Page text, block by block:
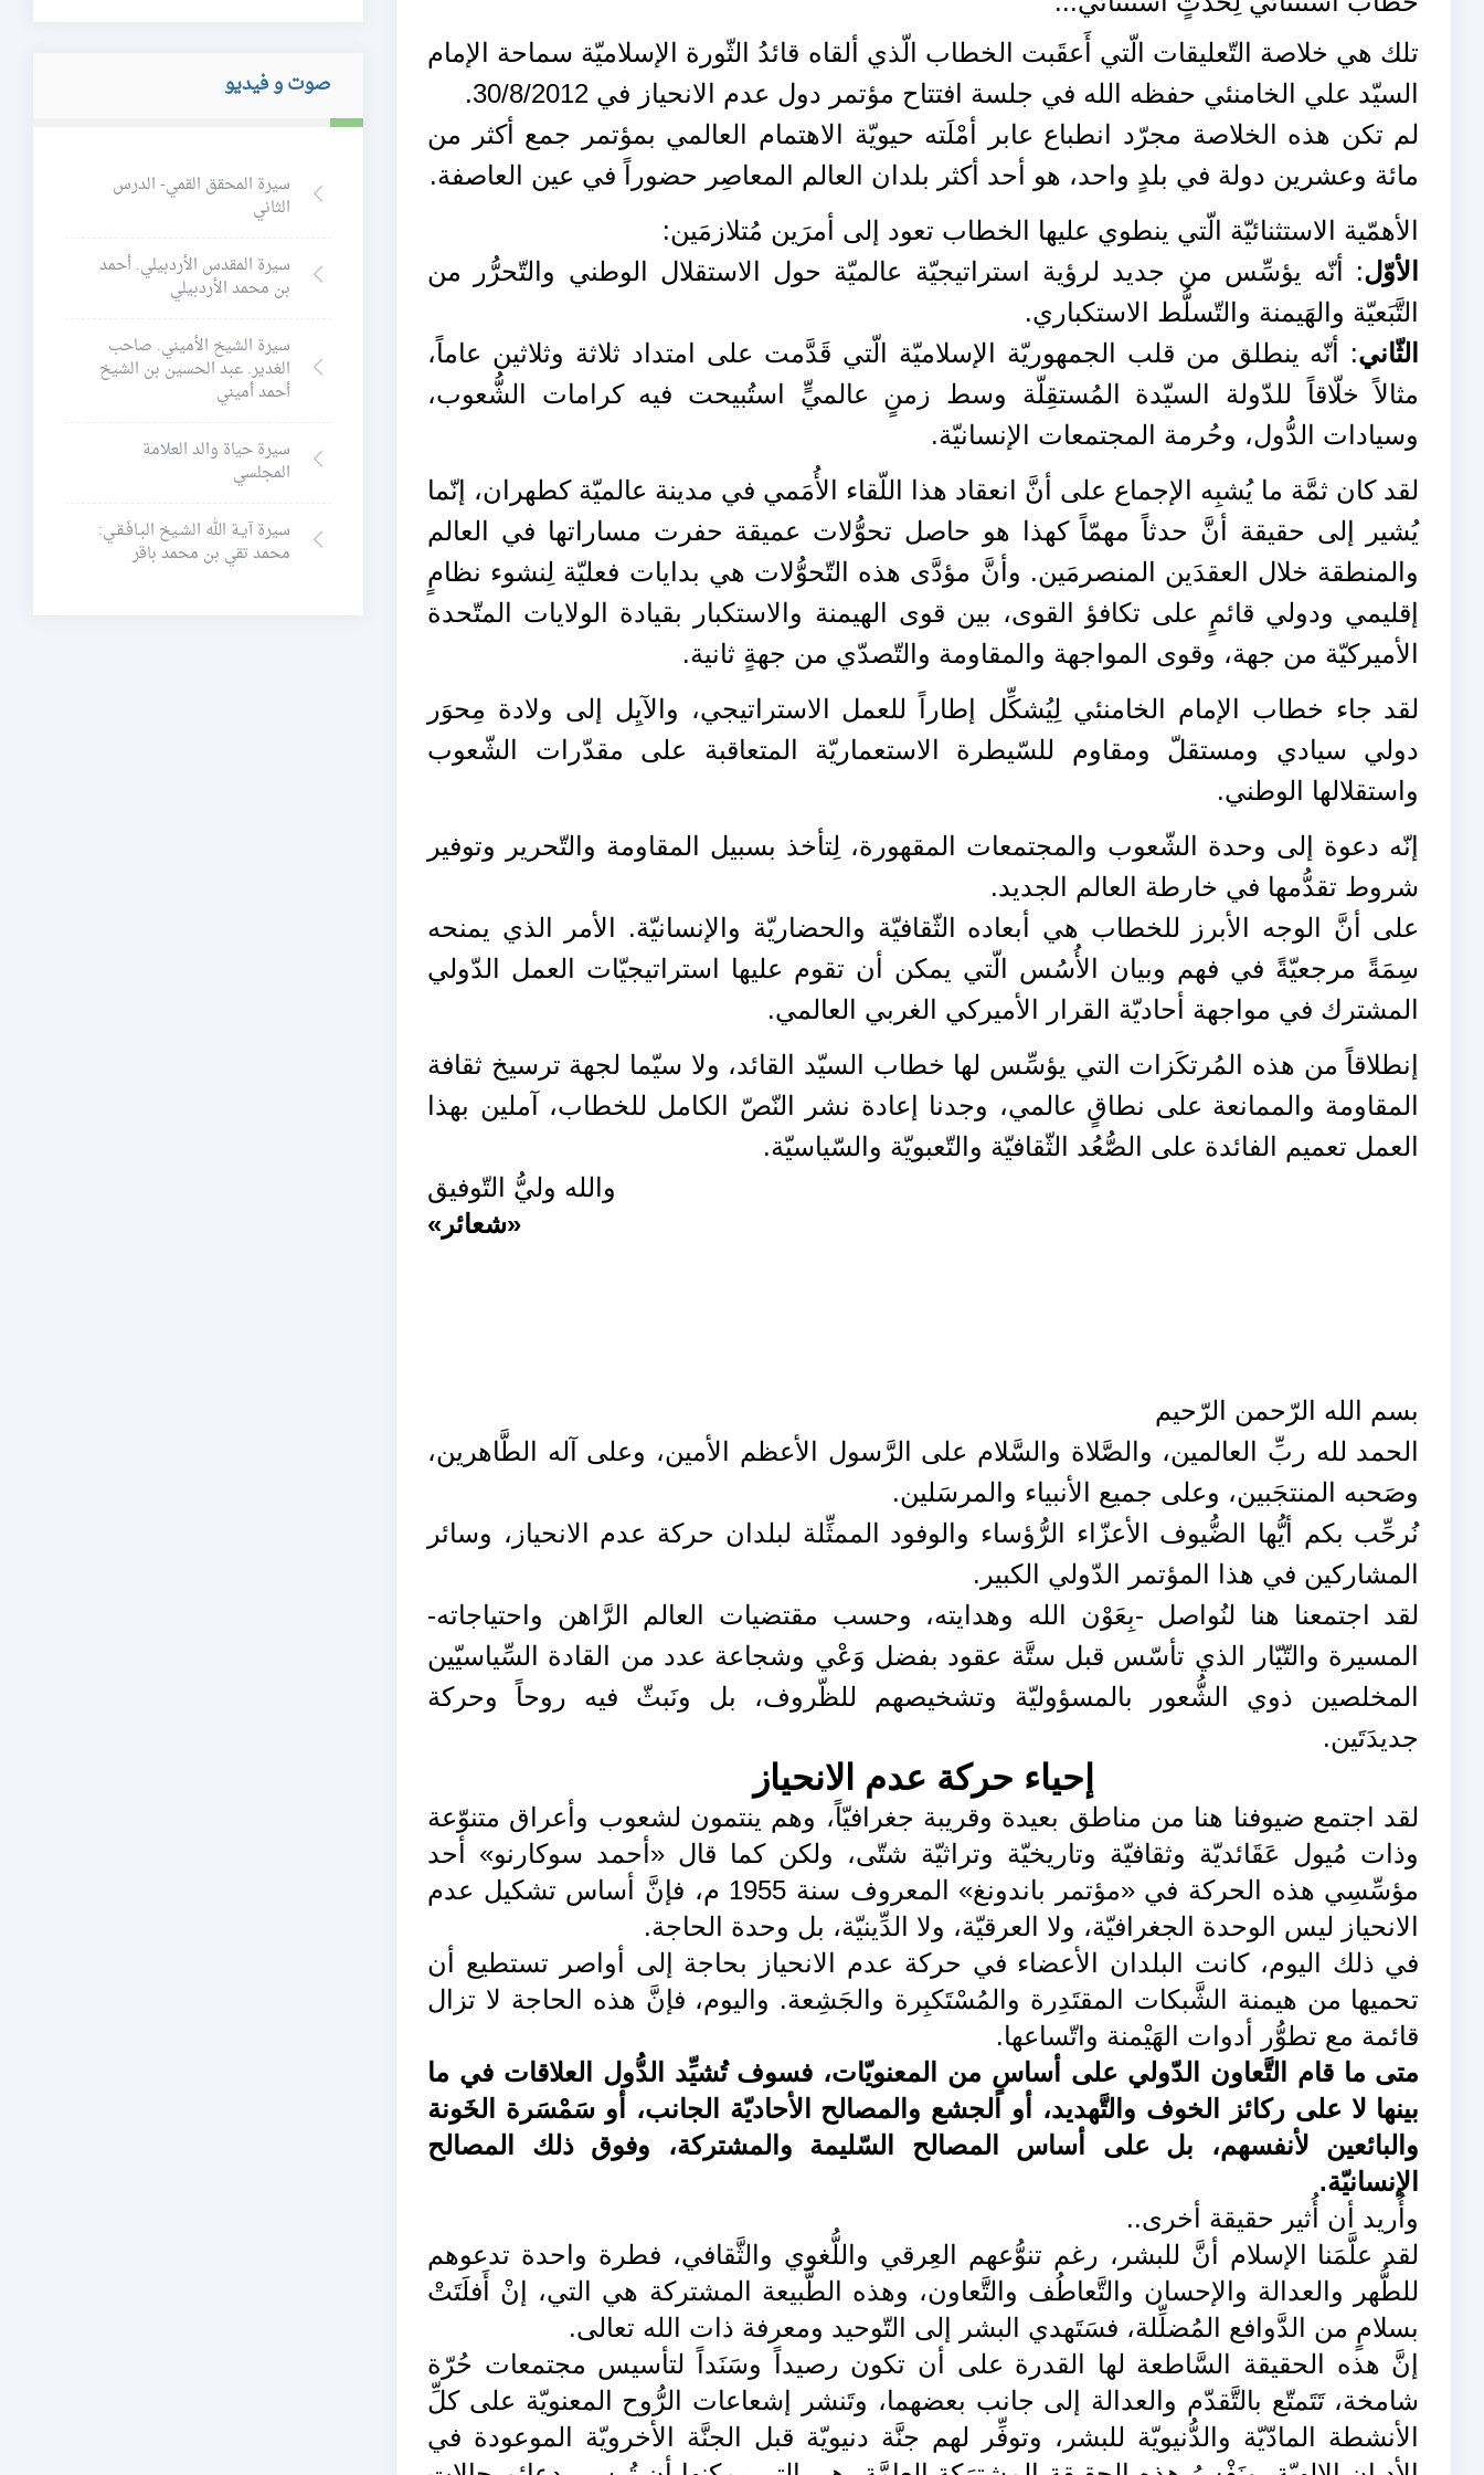
تلك هي خلاصة التّعليقات الّتي أَعقَبت الخطاب الّذي ألقاه قائدُ الثّورة الإسلاميّة سماحة الإمام
السيّد علي الخامنئي حفظه الله في جلسة افتتاح مؤتمر دول عدم الانحياز في 30/8/2012.
لم تكن هذه الخلاصة مجرّد انطباع عابر أمْلَته حيويّة الاهتمام العالمي بمؤتمر جمع أكثر من
مائة وعشرين دولة في بلدٍ واحد، هو أحد أكثر بلدان العالم المعاصِر حضوراً في عين العاصفة.
الأهمّية الاستثنائيّة الّتي ينطوي عليها الخطاب تعود إلى أمرَين مُتلازمَين:
الأوّل: أنّه يؤسِّس من جديد لرؤية استراتيجيّة عالميّة حول الاستقلال الوطني والتّحرُّر من
التَّبَعيّة والهَيمنة والتّسلُّط الاستكباري.
الثّاني: أنّه ينطلق من قلب الجمهوريّة الإسلاميّة الّتي قَدَّمت على امتداد ثلاثة وثلاثين عاماً،
مثالاً خلّاقاً للدّولة السيّدة المُستقِلّة وسط زمنٍ عالميٍّ استُبيحت فيه كرامات الشُّعوب،
وسيادات الدُّول، وحُرمة المجتمعات الإنسانيّة.
لقد كان ثمَّة ما يُشبِه الإجماع على أنَّ انعقاد هذا اللّقاء الأُمَمي في مدينة عالميّة كطهران، إنّما
يُشير إلى حقيقة أنَّ حدثاً مهمّاً كهذا هو حاصل تحوُّلات عميقة حفرت مساراتها في العالم
والمنطقة خلال العقدَين المنصرمَين. وأنَّ مؤدَّى هذه التّحوُّلات هي بدايات فعليّة لِنشوء نظامٍ
إقليمي ودولي قائمٍ على تكافؤ القوى، بين قوى الهيمنة والاستكبار بقيادة الولايات المتّحدة
الأميركيّة من جهة، وقوى المواجهة والمقاومة والتّصدّي من جهةٍ ثانية.
لقد جاء خطاب الإمام الخامنئي لِيُشكِّل إطاراً للعمل الاستراتيجي، والآيِل إلى ولادة مِحوَر
دولي سيادي ومستقلّ ومقاوم للسّيطرة الاستعماريّة المتعاقبة على مقدّرات الشّعوب
واستقلالها الوطني.
إنّه دعوة إلى وحدة الشّعوب والمجتمعات المقهورة، لِتأخذ بسبيل المقاومة والتّحرير وتوفير
شروط تقدُّمها في خارطة العالم الجديد.
على أنَّ الوجه الأبرز للخطاب هي أبعاده الثّقافيّة والحضاريّة والإنسانيّة. الأمر الذي يمنحه
سِمَةً مرجعيّةً في فهم وبيان الأُسُس الّتي يمكن أن تقوم عليها استراتيجيّات العمل الدّولي
المشترك في مواجهة أحاديّة القرار الأميركي الغربي العالمي.
إنطلاقاً من هذه المُرتكَزات التي يؤسِّس لها خطاب السيّد القائد، ولا سيّما لجهة ترسيخ ثقافة
المقاومة والممانعة على نطاقٍ عالمي، وجدنا إعادة نشر النّصّ الكامل للخطاب، آملين بهذا
العمل تعميم الفائدة على الصُّعُد الثّقافيّة والتّعبويّة والسّياسيّة.
والله وليُّ التّوفيق
«شعائر»
بسم الله الرّحمن الرّحيم
الحمد لله ربِّ العالمين، والصَّلاة والسَّلام على الرَّسول الأعظم الأمين، وعلى آله الطَّاهرين،
وصَحبه المنتجَبين، وعلى جميع الأنبياء والمرسَلين.
نُرحِّب بكم أيُّها الضُّيوف الأعزّاء الرُّؤساء والوفود الممثِّلة لبلدان حركة عدم الانحياز، وسائر
المشاركين في هذا المؤتمر الدّولي الكبير.
لقد اجتمعنا هنا لنُواصل -بِعَوْن الله وهدايته، وحسب مقتضيات العالم الرَّاهن واحتياجاته-
المسيرة والتّيّار الذي تأسّس قبل ستَّة عقود بفضل وَعْي وشجاعة عدد من القادة السِّياسيّين
المخلصين ذوي الشُّعور بالمسؤوليّة وتشخيصهم للظّروف، بل ونَبثّ فيه روحاً وحركة
جديدَتَين.
إحياء حركة عدم الانحياز
لقد اجتمع ضيوفنا هنا من مناطق بعيدة وقريبة جغرافيّاً، وهم ينتمون لشعوب وأعراق متنوّعة
وذات مُيول عَقَائديّة وثقافيّة وتاريخيّة وتراثيّة شتّى، ولكن كما قال «أحمد سوكارنو» أحد
مؤسِّسِي هذه الحركة في «مؤتمر باندونغ» المعروف سنة 1955 م، فإنَّ أساس تشكيل عدم
الانحياز ليس الوحدة الجغرافيّة، ولا العرقيّة، ولا الدِّينيّة، بل وحدة الحاجة.
في ذلك اليوم، كانت البلدان الأعضاء في حركة عدم الانحياز بحاجة إلى أواصر تستطيع أن
تحميها من هيمنة الشَّبكات المقتَدِرة والمُسْتَكبِرة والجَشِعة. واليوم، فإنَّ هذه الحاجة لا تزال
قائمة مع تطوُّر أدوات الهَيْمنة واتّساعها.
متى ما قام التَّعاون الدّولي على أساسٍ من المعنويّات، فسوف تُشيِّد الدُّول العلاقات في ما
بينها لا على ركائز الخوف والتَّهديد، أو الجشع والمصالح الأحاديّة الجانب، أو سَمْسَرة الخَونة
والبائعين لأنفسهم، بل على أساس المصالح السّليمة والمشتركة، وفوق ذلك المصالح
الإنسانيّة.
وأُريد أن أُثير حقيقة أخرى..
لقد علَّمَنا الإسلام أنَّ للبشر، رغم تنوُّعهم العِرقي واللُّغوي والثَّقافي، فطرة واحدة تدعوهم
للطُّهر والعدالة والإحسان والتَّعاطُف والتَّعاون، وهذه الطَّبيعة المشتركة هي التي، إنْ أَفلَتَتْ
بسلامٍ من الدَّوافع المُضلِّلة، فسَتَهدي البشر إلى التّوحيد ومعرفة ذات الله تعالى.
إنَّ هذه الحقيقة السَّاطعة لها القدرة على أن تكون رصيداً وسَنَداً لتأسيس مجتمعات حُرّة
شامخة، تَتَمتّع بالتَّقدّم والعدالة إلى جانب بعضهما، وتَنشر إشعاعات الرُّوح المعنويّة على كلِّ
الأنشطة المادّيّة والدُّنيويّة للبشر، وتوفِّر لهم جنَّة دنيويّة قبل الجنَّة الأخرويّة الموعودة في
صوت و فيديو
سيرة المحقق القمي- الدرس
الثاني
سيرة المقدس الأردبيلي. أحمد
بن محمد الأردبيلي
سيرة الشيخ الأميني. صاحب
الغدير. عبد الحسين بن الشيخ
أحمد أميني
سيرة حياة والد العلامة
المجلسي
سيرة آيـة الله الشـيخ البـافَـقـي:
محمد تقي بن محمد باقر